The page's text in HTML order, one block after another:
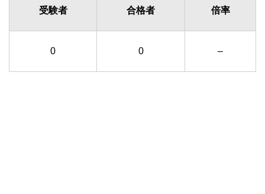
受験者 合格者 倍率
0 0 –